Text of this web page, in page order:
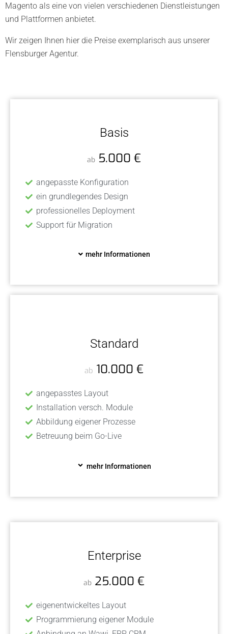
Magento als eine von vielen verschiedenen Dienstleistungen
und Plattformen anbietet.
Wir zeigen Ihnen hier die Preise exemplarisch aus unserer
Flensburger Agentur.
Basis
ab 5.000 €
angepasste Konfiguration
ein grundlegendes Design
professionelles Deployment
Support für Migration
mehr Informationen
Standard
ab 10.000 €
angepasstes Layout
Installation versch. Module
Abbildung eigener Prozesse
Betreuung beim Go-Live
mehr Informationen
Enterprise
ab 25.000 €
eigenentwickeltes Layout
Programmierung eigener Module